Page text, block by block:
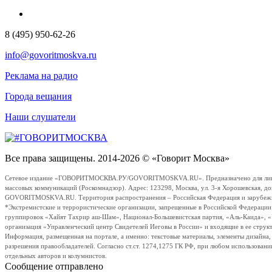
8 (495) 950-62-26
info@govoritmoskva.ru
Реклама на радио
Города вещания
Наши слушатели
Все права защищены. 2014-2026 © «Говорит Москва»
Сетевое издание «ГОВОРИТМОСКВА.РУ/GOVORITMOSKVA.RU». Предназначено для
массовых коммуникаций (Роскомнадзор). Адрес: 123298, Москва, ул. 3-я
GOVORITMOSKVA.RU. Территория распространения – Российская Федерация и
*Экстремистские и террористические организации, запрещенные в Российской
группировок «Хайят Тахрир аш-Шам», Национал-Большевистская партия, «Аль-
организация «Управленческий центр Свидетелей Иеговы в России» и входящие в ее
Информация, размещенная на портале, а именно: текстовые материалы, элементы
разрешения правообладателей. Согласно ст.ст. 1274,1275 ГК РФ, при любом
отдельных авторов и колумнистов.
Сообщение отправлено